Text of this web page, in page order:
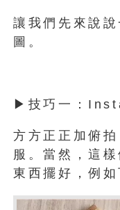
讓我們先來說
圖。
▶技巧一：
方方正正加俯
服。當然，這
東西擺好，例如